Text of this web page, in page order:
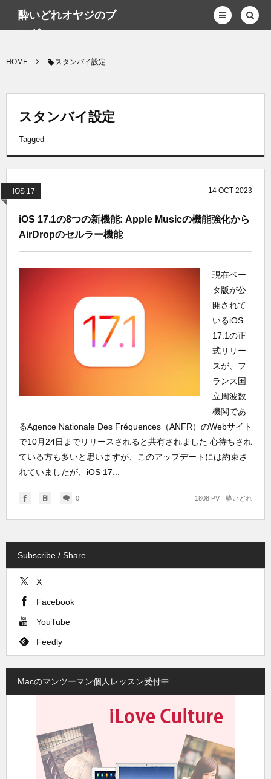
酔いどれオヤジのブ
ログwp
HOME スタンバイ設定
スタンバイ設定
Tagged
iOS 17 14 OCT 2023
iOS 17.1の8つの新機能: Apple Musicの機能強化から
AirDropのセルラー機能
現在ベー
タ版が公
開されて
いるiOS
17.1の正
式リリー
スが、フ
ランス国
立周波数
機関であ
るAgence Nationale Des Fréquences（ANFR）のWebサイト
で10月24日までリリースされると共有されました 心待ちされ
ている方も多いと思いますが、このアップデートには約束さ
れていましたが、iOS 17...
0 酔いどれ
1808 PV
Subscribe / Share
X
Facebook
YouTube
Feedly
Macのマンツーマン個人レッスン受付中